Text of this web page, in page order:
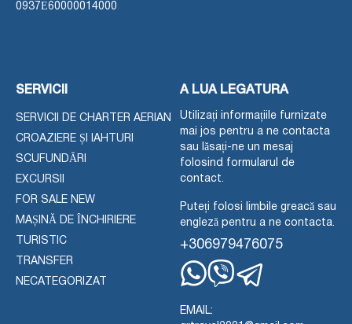
0937Ε60000014000
SERVICII
SERVICII DE CHARTER AERIAN
CROAZIERE ȘI IAHTURI
SCUFUNDĂRI
EXCURSII
FOR SALE NEW
MAȘINĂ DE ÎNCHIRIERE
TURISTIC
TRANSFER
NECATEGORIZAT
A LUA LEGATURA
Utilizați informațiile furnizate
mai jos pentru a ne contacta
sau lăsați-ne un mesaj
folosind formularul de
contact.
Puteți folosi limbile greacă sau
engleză pentru a ne contacta.
+306979476075
EMAIL: